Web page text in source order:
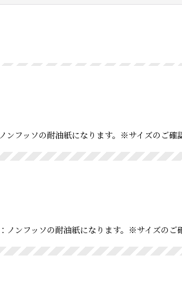
ッソの耐油紙になります。※サイズのご確認
フッソの耐油紙になります。※サイズのご確